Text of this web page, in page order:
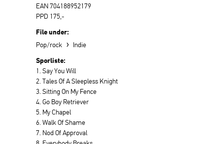
EAN 704188952179
PPD 175,-
File under:
Pop/rock › Indie
Sporliste:
1. Say You Will
2. Tales Of A Sleepless Knight
3. Sitting On My Fence
4. Go Boy Retriever
5. My Chapel
6. Walk Of Shame
7. Nod Of Approval